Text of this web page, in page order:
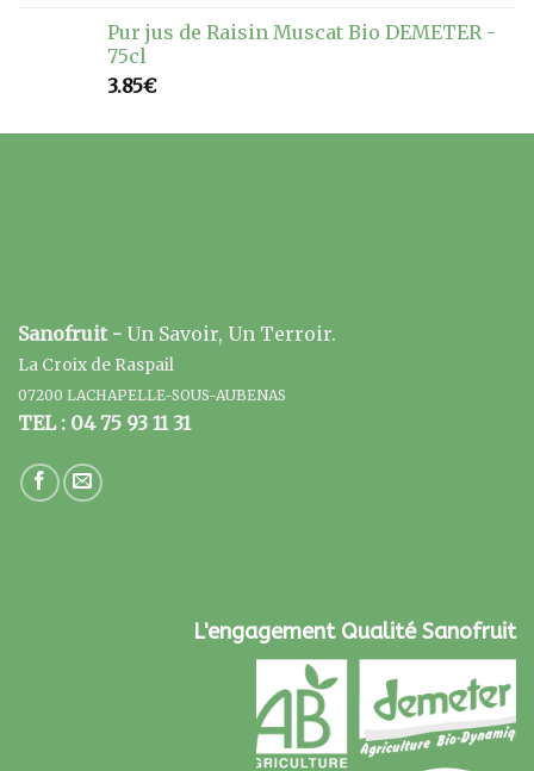
Pur jus de Raisin Muscat Bio DEMETER -
75cl
3.85€
Sanofruit - Un Savoir, Un Terroir.
La Croix de Raspail
07200 LACHAPELLE-SOUS-AUBENAS
TEL : 04 75 93 11 31
L'engagement Qualité Sanofruit